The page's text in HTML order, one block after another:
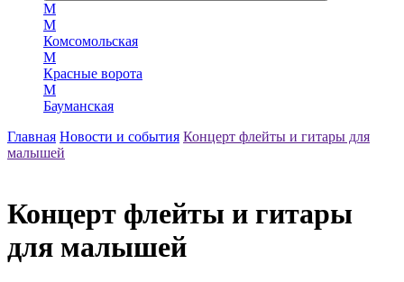
М
М
Комсомольская
М
Красные ворота
М
Бауманская
Главная Новости и события Концерт флейты и гитары для
малышей
Концерт флейты и гитары
для малышей